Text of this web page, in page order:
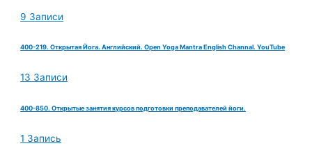
9 Записи
400-219. Открытая Йога. Английский. Open Yoga Mantra English Channal. YouTube
13 Записи
400-850. Открытые занятия курсов подготовки преподавателей йоги.
1 Запись